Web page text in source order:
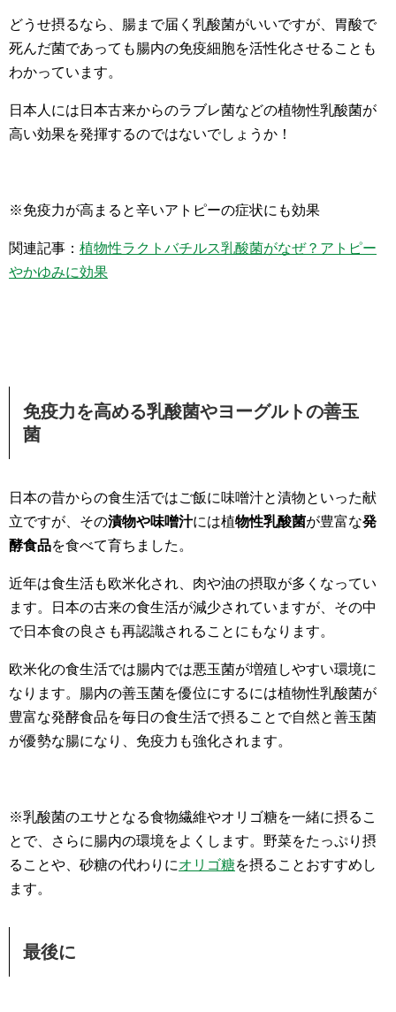
どうせ摂るなら、腸まで届く乳酸菌がいいですが、胃酸で
死んだ菌であっても腸内の免疫細胞を活性化させることも
わかっています。
日本人には日本古来からのラブレ菌などの植物性乳酸菌が
高い効果を発揮するのではないでしょうか！
※免疫力が高まると辛いアトピーの症状にも効果
関連記事： 植物性ラクトバチルス乳酸菌がなぜ？アトピー
やかゆみに効果
免疫力を高める乳酸菌やヨーグルトの善玉
菌
日本の昔からの食生活ではご飯に味噌汁と漬物といった献
立ですが、その漬物や味噌汁には植物性乳酸菌が豊富な発
酵食品を食べて育ちました。
近年は食生活も欧米化され、肉や油の摂取が多くなってい
ます。日本の古来の食生活が減少されていますが、その中
で日本食の良さも再認識されることにもなります。
欧米化の食生活では腸内では悪玉菌が増殖しやすい環境に
なります。腸内の善玉菌を優位にするには植物性乳酸菌が
豊富な発酵食品を毎日の食生活で摂ることで自然と善玉菌
が優勢な腸になり、免疫力も強化されます。
※乳酸菌のエサとなる食物繊維やオリゴ糖を一緒に摂るこ
とで、さらに腸内の環境をよくします。野菜をたっぷり摂
ることや、砂糖の代わりにオリゴ糖を摂ることおすすめし
ます。
最後に